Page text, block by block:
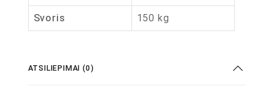
Svoris 150 kg
ATSILIEPIMAI (0)